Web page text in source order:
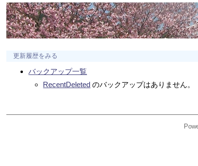
更新履歴をみる
バックアップ一覧
RecentDeleted のバックアップはありません。